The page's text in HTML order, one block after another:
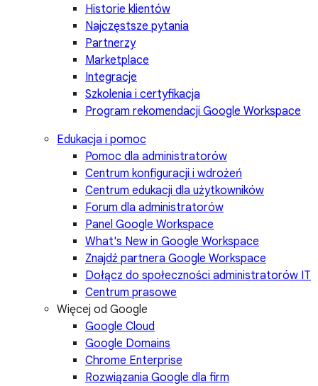
Historie klientów
Najczęstsze pytania
Partnerzy
Marketplace
Integracje
Szkolenia i certyfikacja
Program rekomendacji Google Workspace
Edukacja i pomoc
Pomoc dla administratorów
Centrum konfiguracji i wdrożeń
Centrum edukacji dla użytkowników
Forum dla administratorów
Panel Google Workspace
What's New in Google Workspace
Znajdź partnera Google Workspace
Dołącz do społeczności administratorów IT
Centrum prasowe
Więcej od Google
Google Cloud
Google Domains
Chrome Enterprise
Rozwiązania Google dla firm